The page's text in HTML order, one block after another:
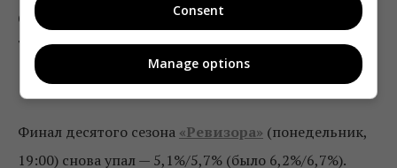
(было 8,9%/10,7%); в четверг«Антизомби»
7,2%/8,7% (было 6,6%/9,3%).
Новый канал
Финал десятого сезона «Ревизора» (понедельник,
19:00) снова упал — 5,1%/5,7% (было 6,2%/6,7%).
Consent
Manage options